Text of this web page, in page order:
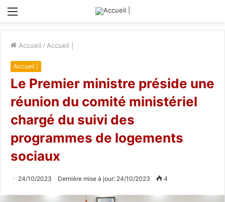
Menu
Accueil / Accueil |
Accueil |
Le Premier ministre préside une
réunion du comité ministériel
chargé du suivi des
programmes de logements
sociaux
24/10/2023 Dernière mise à jour: 24/10/2023 4